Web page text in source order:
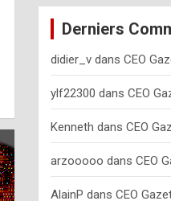
Derniers
didier_vdans CEO
ylf22300 dans CEO
Kenneth dans CEO
arzooooo dans CEO
AlainP dans CEO